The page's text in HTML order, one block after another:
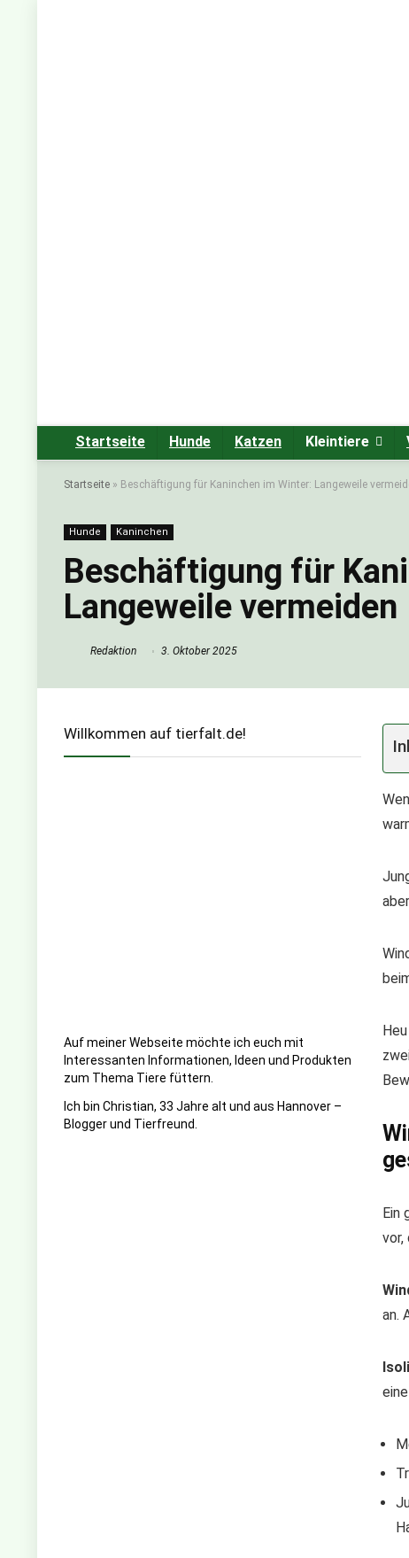
Startseite Hunde Katzen Kleintiere
Startseite » Beschäftigung für Kaninchen im Winter: Langeweile
Hunde Kaninchen
Beschäftigung für
Langeweile vermeiden
Redaktion 3. Oktober 2025
Ein
vor,
an.
Willkommen auf tierfalt.de!
Auf meiner Webseite möchte ich euch mit
Interessanten Informationen, Ideen und Produkten
zum Thema Tiere füttern.
Ich bin Christian, 33 Jahre alt und aus Hannover –
Blogger und Tierfreund.